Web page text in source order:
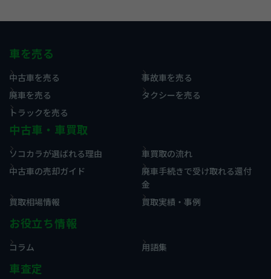
車を売る
中古車を売る
事故車を売る
廃車を売る
タクシーを売る
トラックを売る
中古車・車買取
ソコカラが選ばれる理由
車買取の流れ
中古車の売却ガイド
廃車手続きで受け取れる還付
金
買取相場情報
買取実績・事例
お役立ち情報
コラム 用語集
車査定